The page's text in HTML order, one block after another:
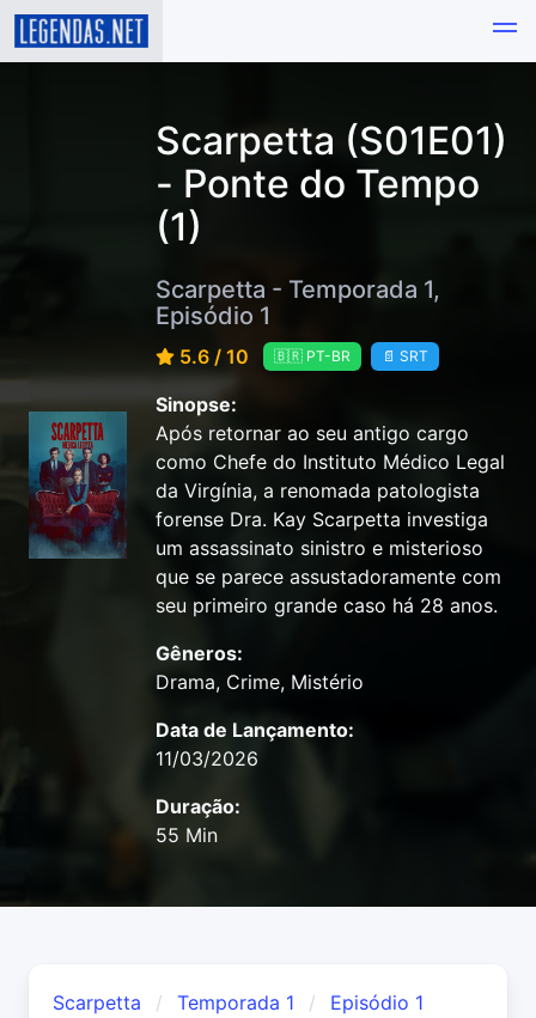
Scarpetta (S01E01)
- Ponte do Tempo
(1)
Scarpetta - Temporada 1,
Episódio 1
5.6 / 10 🇧🇷 PT-BR 📄 SRT
Sinopse:
Após retornar ao seu antigo cargo
como Chefe do Instituto Médico Legal
da Virgínia, a renomada patologista
forense Dra. Kay Scarpetta investiga
um assassinato sinistro e misterioso
que se parece assustadoramente com
seu primeiro grande caso há 28 anos.
Gêneros:
Drama, Crime, Mistério
Data de Lançamento:
11/03/2026
Duração:
55 Min
Scarpetta Temporada 1
Episódio 1